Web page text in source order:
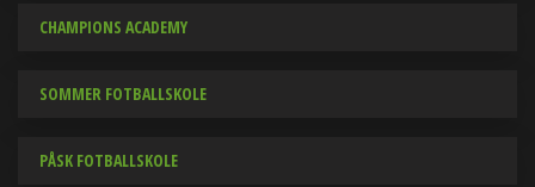
CHAMPIONS ACADEMY
SOMMER FOTBALLSKOLE
PÅSK FOTBALLSKOLE